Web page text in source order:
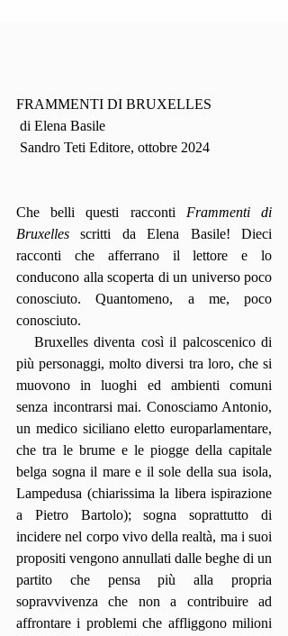
FRAMMENTI DI BRUXELLES
di Elena Basile
Sandro Teti Editore, ottobre 2024
Che belli questi racconti Frammenti di
Bruxelles scritti da Elena Basile! Dieci
racconti che afferrano il lettore e lo
conducono alla scoperta di un universo poco
conosciuto. Quantomeno, a me, poco
conosciuto.
Bruxelles diventa così il palcoscenico di
più personaggi, molto diversi tra loro, che si
muovono in luoghi ed ambienti comuni
senza incontrarsi mai. Conosciamo Antonio,
un medico siciliano eletto europarlamentare,
che tra le brume e le piogge della capitale
belga sogna il mare e il sole della sua isola,
Lampedusa (chiarissima la libera ispirazione
a Pietro Bartolo); sogna soprattutto di
incidere nel corpo vivo della realtà, ma i suoi
propositi vengono annullati dalle beghe di un
partito che pensa più alla propria
sopravvivenza che non a contribuire ad
affrontare i problemi che affliggono milioni